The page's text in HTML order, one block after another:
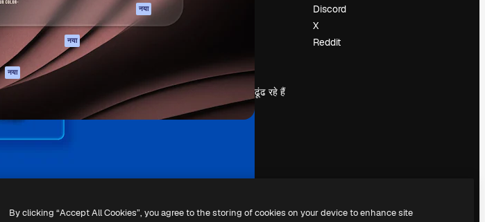
सामग्री
ChatGPT
नया
नया
फ्रीपिक उपकरण
ओरिजिनल्स
नया
कुकीज़ नीति
ट्रस्ट सेंटर
प्रेस कक्ष
magnific.ai ढूंढ रहे हैं
Discord
X
Reddit
By clicking “Accept All Cookies”, you agree to the storing of cookies on your device to enhance site